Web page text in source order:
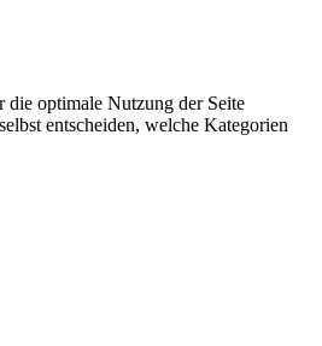
die optimale Nutzung der Seite
entscheiden, welche Kategorien